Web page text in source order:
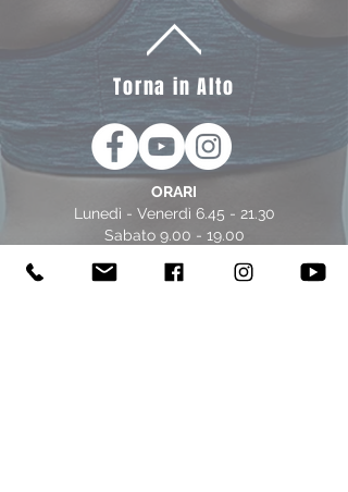
Torna in Alto
ORARI
Lunedì - Venerdì 6.45 - 21.30
Sabato 9.00 - 19.00
Aprile)